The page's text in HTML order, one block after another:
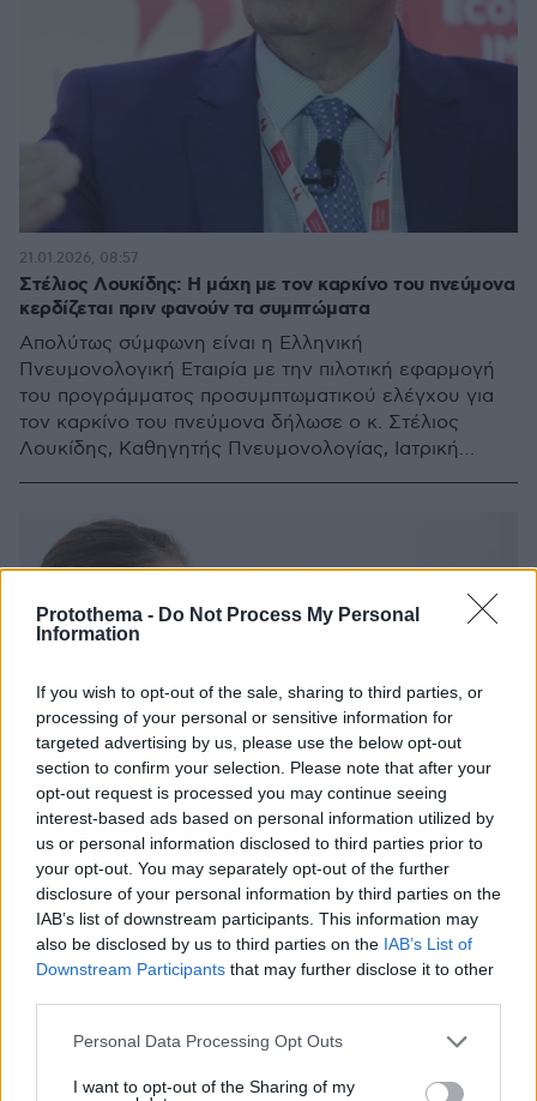
Protothema - Do Not Process My Personal
Information
If you wish to opt-out of the sale, sharing to third parties, or
processing of your personal or sensitive information for
targeted advertising by us, please use the below opt-out
section to confirm your selection. Please note that after your
opt-out request is processed you may continue seeing
interest-based ads based on personal information utilized by
us or personal information disclosed to third parties prior to
your opt-out. You may separately opt-out of the further
disclosure of your personal information by third parties on the
IAB’s list of downstream participants. This information may
also be disclosed by us to third parties on the IAB’s List of
Downstream Participants that may further disclose it to other
Please note that this website/app uses one or more Google
not limited to your visit or usage behaviour. You may click to
Personal Data Processing Opt Outs
I want to opt-out of the Sharing of my
Στέλιος Λουκίδης: Η μάχη με τον καρκίνο του πνεύμονα
κερδίζεται πριν φανούν τα συμπτώματα
Απολύτως σύμφωνη είναι η Ελληνική
Πνευμονολογική Εταιρία με την πιλοτική εφαρμογή
του προγράμματος προσυμπτωματικού ελέγχου για
τον καρκίνο του πνεύμονα δήλωσε ο κ. Στέλιος
Λουκίδης, Καθηγητής Πνευμονολογίας, Ιατρική
21.01.2026, 08:57
περιστατικά ετησίως στην Ευρώπη – Το φορτίο στην
17.12.2025, 11:54